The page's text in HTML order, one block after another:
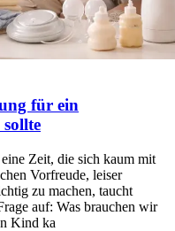
für ein
sollte
Zeit, die sich kaum mit
Vorfreude, leiser
zu machen, taucht
auf: Was brauchen wir
Kind ka